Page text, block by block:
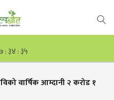
चार देशले बनाए एआई मन्त्री